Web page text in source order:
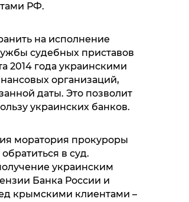
РФ.
на исполнение
судебных приставов
2014 года украинскими
организаций,
даты. Это позволит
украинских банков.
моратория прокуроры
в суд.
украинским
Банка России и
крымскими клиентами –